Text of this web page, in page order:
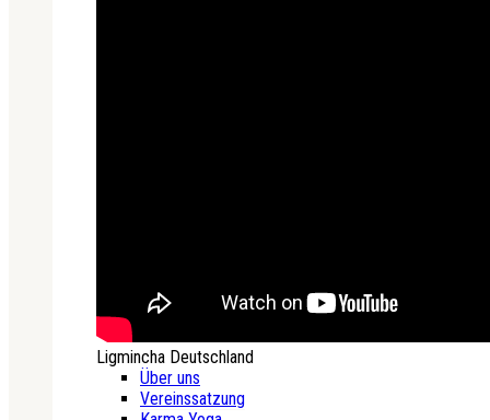
Ligmincha Deutschland
Über uns
Vereinssatzung